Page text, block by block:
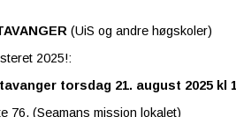
(UiS og andre høgskoler)
2025!:
torsdag 21. august 2025 kl
76. (Seamans mission lokalet)